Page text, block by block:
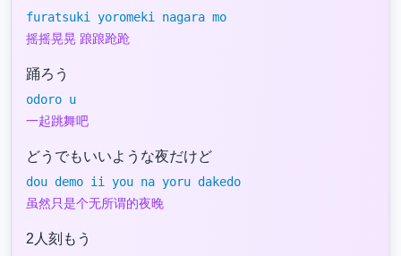
furatsuki yoromeki nagara mo
摇摇晃晃 踉踉跄跄
踊ろう
odoro u
一起跳舞吧
どうでもいいような夜だけど
dou demo ii you na yoru dakedo
虽然只是个无所谓的夜晚
2人刻もう